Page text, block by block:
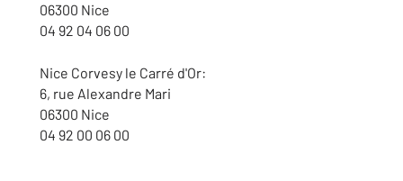
06300 Nice
04 92 04 06 00
Nice Corvesy le Carré d'Or:
6, rue Alexandre Mari
06300 Nice
04 92 00 06 00